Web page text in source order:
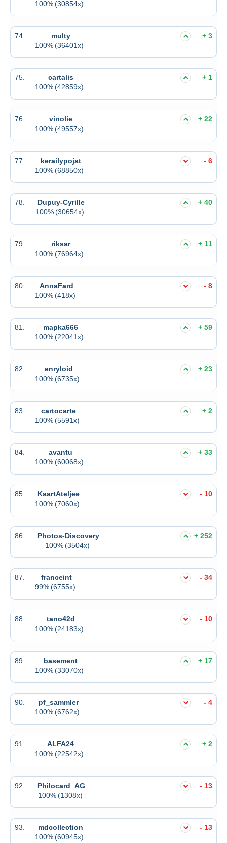
100%(30854x)
74.
multy
100%(36401x)
+ 3
75.
cartalis
100%(42859x)
+ 1
76.
vinolie
100%(49557x)
+ 22
77.
kerailypojat
100%(68850x)
- 6
78.
Dupuy-Cyrille
100%(30654x)
+ 40
79.
riksar
100%(76964x)
+ 11
80.
AnnaFard
100%(418x)
- 8
81.
mapka666
100%(22041x)
+ 59
82.
enryloid
100%(6735x)
+ 23
83.
cartocarte
100%(5591x)
+ 2
84.
avantu
100%(60068x)
+ 33
85.
KaartAteljee
100%(7060x)
- 10
86.
Photos-Discovery
100% (3504x)
+ 252
87.
franceint
99%(6755x)
- 34
88.
tano42d
100%(24183x)
- 10
89.
basement
100%(33070x)
+ 17
90.
pf_sammler
100%(6762x)
- 4
91.
ALFA24
100%(22542x)
+ 2
92.
Philocard_AG
100% (1308x)
- 13
93.
mdcollection
100%(60945x)
- 13